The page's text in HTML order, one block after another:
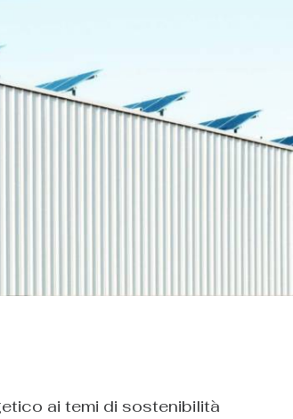
ai temi di sostenibilità